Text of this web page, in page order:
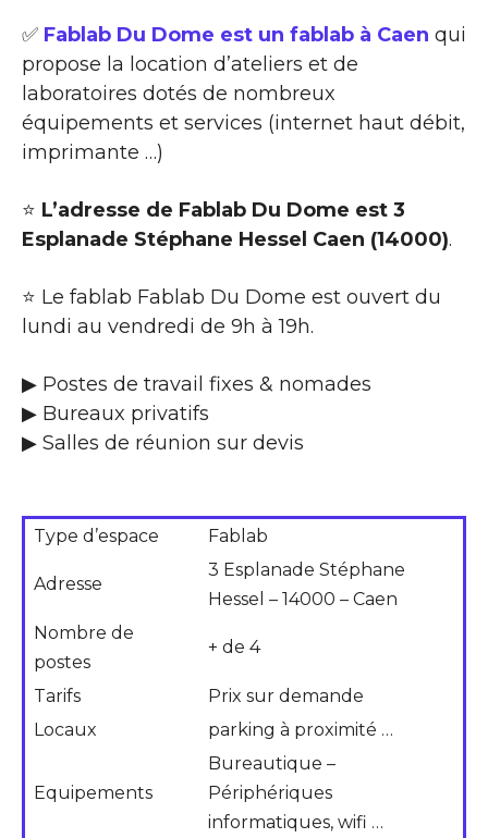
✅ Fablab Du Dome est un fablab à Caen qui
propose la location d’ateliers et de
laboratoires dotés de nombreux
équipements et services (internet haut débit,
imprimante …)
⭐ L’adresse de Fablab Du Dome est 3
Esplanade Stéphane Hessel Caen (14000).
⭐ Le fablab Fablab Du Dome est ouvert du
lundi au vendredi de 9h à 19h.
▶ Postes de travail fixes & nomades
▶ Bureaux privatifs
▶ Salles de réunion sur devis
Type d’espace Fablab
Adresse
3 Esplanade Stéphane
Hessel – 14000 – Caen
Nombre de
postes
+ de 4
Tarifs
Prix sur demande
Locaux
parking à proximité …
Equipements
Bureautique –
Périphériques
informatiques, wifi …